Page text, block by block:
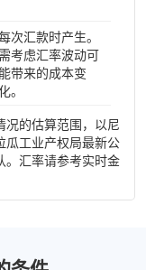
次汇款时产生。
需考虑汇率波动可
能带来的成本变
。
的估算范围，以尼
瓜工业产权局最新公
。汇率请参考实时金